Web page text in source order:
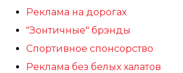
Реклама на дорогах
"Зонтичные" брэнды
Спортивное спонсорство
Реклама без белых халатов